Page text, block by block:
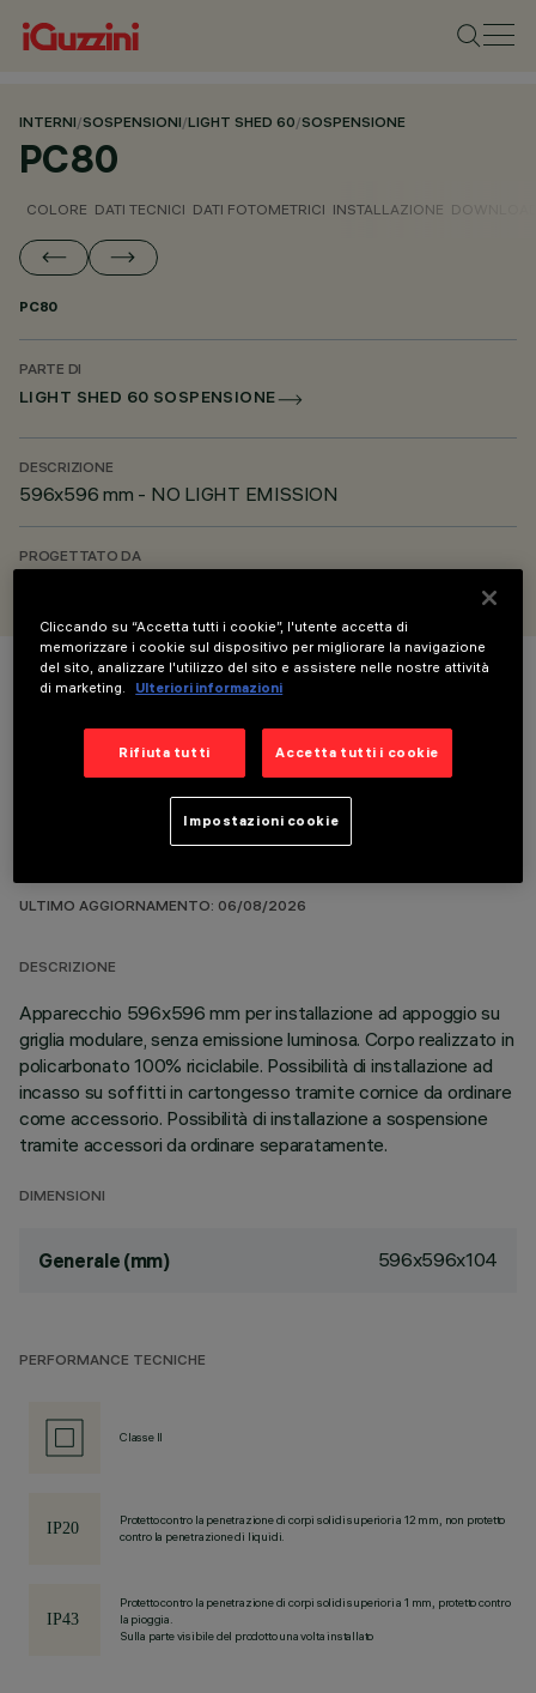
INTERNI/SOSPENSIONI/LIGHT SHED 60/SOSPENSIONE
PC80
COLORE DATI TECNICI DATI FOTOMETRICI INSTALLAZIONE
PC80
PARTE DI
LIGHT SHED 60 SOSPENSIONE
DESCRIZIONE
596x596 mm - NO LIGHT EMISSION
PROGETTATO DA
COLORE
ULTIMO AGGIORNAMENTO: 06/08/2026
DESCRIZIONE
Apparecchio 596x596 mm per installazione ad appoggio su
griglia modulare, senza emissione luminosa. Corpo realizzato in
policarbonato 100% riciclabile. Possibilità di installazione ad
incasso su soffitti in cartongesso tramite cornice da ordinare
come accessorio. Possibilità di installazione a sospensione
tramite accessori da ordinare separatamente.
DIMENSIONI
Generale (mm) 596x596x104
PERFORMANCE TECNICHE
Classe II
Protetto contro la penetrazione di corpi solidi superiori a 12 mm, non protetto
contro la penetrazione di liquidi.
Protetto contro la penetrazione di corpi solidi superiori a 1 mm, protetto contro
la pioggia.
Sulla parte visibile del prodotto una volta installato
Cliccando su “Accetta tutti i cookie”, l'utente accetta di
memorizzare i cookie sul dispositivo per migliorare la navigazione
del sito, analizzare l'utilizzo del sito e assistere nelle nostre attività
di marketing.
Ulteriori informazioni
Rifiuta tutti Accetta tutti i cookie
Impostazioni cookie